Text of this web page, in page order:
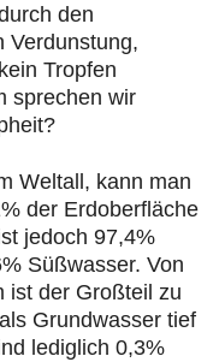
den
Verdunstung,
Tropfen
sprechen wir
Weltall, kann man
der Erdoberfläche
jedoch 97,4%
Süßwasser. Von
ist der Großteil zu
Grundwasser tief
lediglich 0,3%